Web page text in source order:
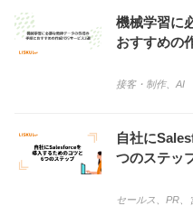
機械学習に
おすすめの
接客・制作、 AI
自社に
つのステッ
セールス PR